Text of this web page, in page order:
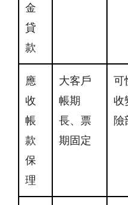
金
貸
款
應
收
帳
款
保
理
大客戶
帳期
長、票
期固定
可
收
險